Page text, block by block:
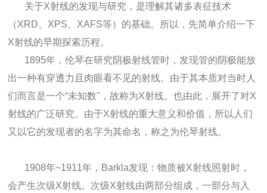
关于X射线的发现与研究，是理解其诸多表征技术
（XRD、XPS、XAFS等）的基础。所以，先简单介绍一下
X射线的早期探索历程。
1895年，伦琴在研究阴极射线管时，发现管的阴极能放
出一种有穿透力且肉眼看不见的射线。由于其本质对当时人
们而言是一个“未知数"，故称为X射线。也由此，展开了对X
射线的广泛研究。由于X射线的重大意义和价值，所以人们
又以它的发现者的名字为其命名，称之为伦琴射线。
1908年~1911年，Barkla发现：物质被X射线照射时，
会产生次级X射线。次级X射线由两部分组成，一部分与入